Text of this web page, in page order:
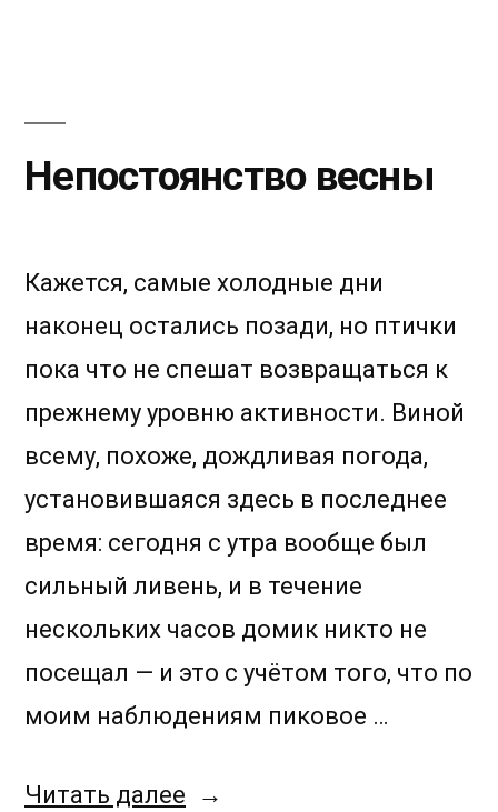
Непостоянство весны
Кажется, самые холодные дни
наконец остались позади, но птички
пока что не спешат возвращаться к
прежнему уровню активности. Виной
всему, похоже, дождливая погода,
установившаяся здесь в последнее
время: сегодня с утра вообще был
сильный ливень, и в течение
нескольких часов домик никто не
посещал — и это с учётом того, что по
моим наблюдениям пиковое …
Читать далее «Непостоянство